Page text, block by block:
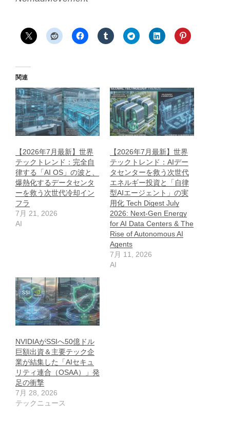
関連
【2026年7月最新】世界
テックトレンド：完全自
律する「AI OS」の波と、
爆熱化するデータセンタ
ーを救う次世代冷却イン
フラ
7月 21, 2026
AI
【2026年7月最新】世界
テックトレンド：AIデー
タセンターを救う次世代
エネルギー投資と「自律
型AIエージェント」の実
用化 Tech Digest July
2026: Next-Gen Energy
for AI Data Centers & The
Rise of Autonomous AI
Agents
7月 11, 2026
AI
NVIDIAがSSIへ50億ドル
巨額出資＆主要テック企
業が結集した「AIセキュ
リティ連合（OSAA）」発
足の衝撃
7月 28, 2026
テックニュース